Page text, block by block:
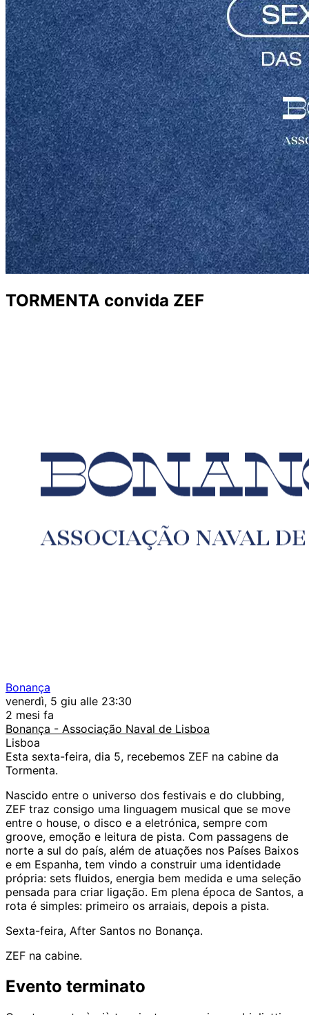
TORMENTA convida ZEF
Bonança
venerdì, 5 giu alle 23:30
2 mesi fa
Bonança - Associação Naval de Lisboa
Lisboa
Esta sexta-feira, dia 5, recebemos ZEF na cabine da
Tormenta.
Nascido entre o universo dos festivais e do clubbing,
ZEF traz consigo uma linguagem musical que se move
entre o house, o disco e a eletrónica, sempre com
groove, emoção e leitura de pista. Com passagens de
norte a sul do país, além de atuações nos Países Baixos
e em Espanha, tem vindo a construir uma identidade
própria: sets fluidos, energia bem medida e uma seleção
pensada para criar ligação. Em plena época de Santos, a
rota é simples: primeiro os arraiais, depois a pista.
Sexta-feira, After Santos no Bonança.
ZEF na cabine.
Evento terminato